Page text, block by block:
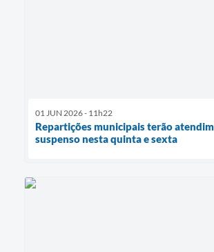
01 JUN 2026 - 11h22
Repartições municipais terão
suspenso nesta quinta e sexta